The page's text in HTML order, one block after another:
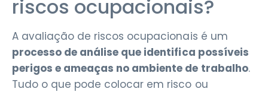
riscos ocupacionais?
A avaliação de riscos ocupacionais é um
processo de análise que identifica possíveis
perigos e ameaças no ambiente de trabalho.
Tudo o que pode colocar em risco ou